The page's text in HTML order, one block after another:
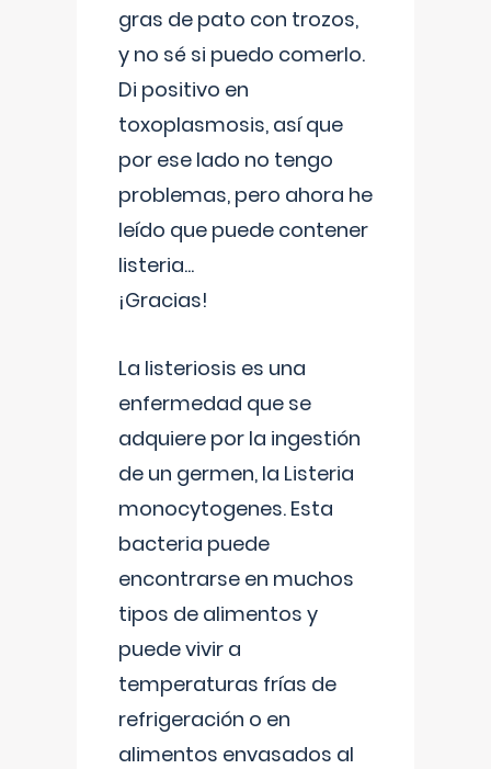
gras de pato con trozos,
y no sé si puedo comerlo.
Di positivo en
toxoplasmosis, así que
por ese lado no tengo
problemas, pero ahora he
leído que puede contener
listeria...
¡Gracias!
La listeriosis es una
enfermedad que se
adquiere por la ingestión
de un germen, la Listeria
monocytogenes. Esta
bacteria puede
encontrarse en muchos
tipos de alimentos y
puede vivir a
temperaturas frías de
refrigeración o en
alimentos envasados al